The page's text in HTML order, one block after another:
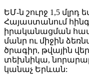
ԵՄ-ն շուրջ 1,5
Հայաստանում հինգ
իրականացման
մանր ու միջին
ծրագիր, թվային
տեխնիկա,
կանաչ Երևան: